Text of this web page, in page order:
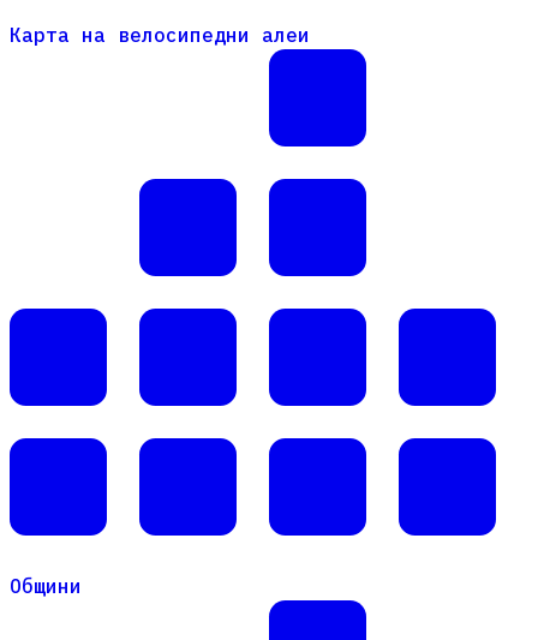
Карта на велосипедни алеи
Карта на велосипедни алеи
Общини